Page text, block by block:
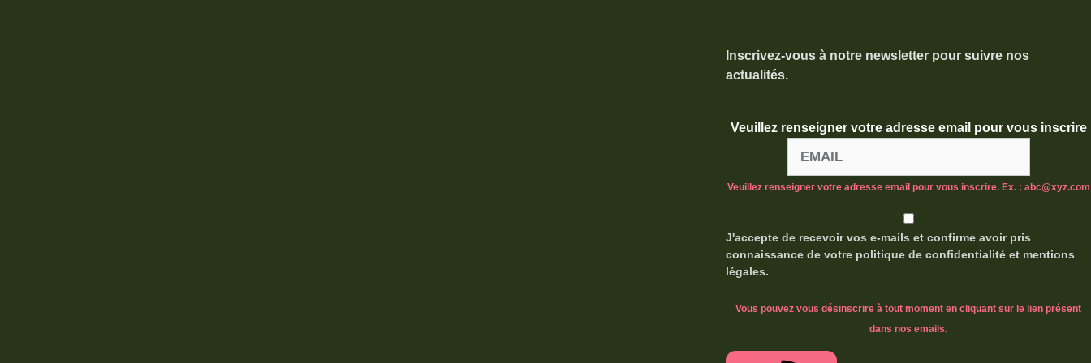
Inscrivez-vous à notre newsletter pour suivre nos
actualités.
Veuillez renseigner votre adresse email pour vous inscrire
Veuillez renseigner votre adresse email pour vous inscrire. Ex. : abc@xyz.com
J'accepte de recevoir vos e-mails et confirme avoir pris
connaissance de votre politique de confidentialité et mentions
légales.
Vous pouvez vous désinscrire à tout moment en cliquant sur le lien présent
dans nos emails.